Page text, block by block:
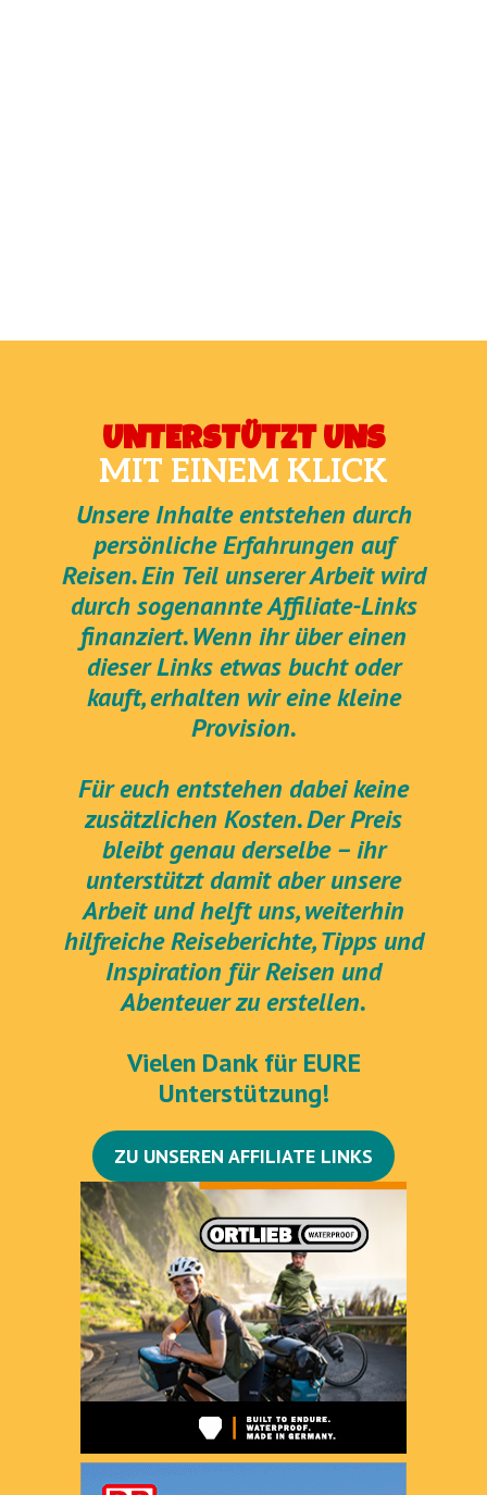
UNTERSTÜTZT UNS
MIT EINEM KLICK
Unsere Inhalte entstehen durch
persönliche Erfahrungen auf
Reisen. Ein Teil unserer Arbeit wird
durch sogenannte Affiliate-Links
finanziert. Wenn ihr über einen
dieser Links etwas bucht oder
kauft, erhalten wir eine kleine
Provision.
Für euch entstehen dabei keine
zusätzlichen Kosten. Der Preis
bleibt genau derselbe – ihr
unterstützt damit aber unsere
Arbeit und helft uns, weiterhin
hilfreiche Reiseberichte, Tipps und
Inspiration für Reisen und
Abenteuer zu erstellen.
Vielen Dank für EURE
Unterstützung!
ZU UNSEREN AFFILIATE LINKS